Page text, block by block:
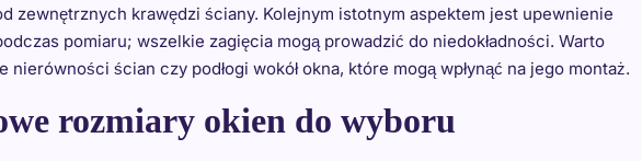
zewnętrznych krawędzi ściany. Kolejnym istotnym aspektem jest upewnienie
pomiaru; wszelkie zagięcia mogą prowadzić do niedokładności. Warto
ścian czy podłogi wokół okna, które mogą wpłynąć na jego montaż.
rozmiary okien do wyboru